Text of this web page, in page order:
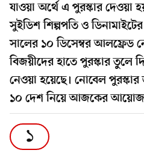
যাওয়া অর্থে এ পুরস্কার
সুইডিশ শিল্পপতি ও
সালের ১০ ডিসেম্বর আলফ্রেড
বিজয়ীদের হাতে পুরস্কার তুলে
নেওয়া হয়েছে। নোবেল
১০ দেশ নিয়ে আজকের
১